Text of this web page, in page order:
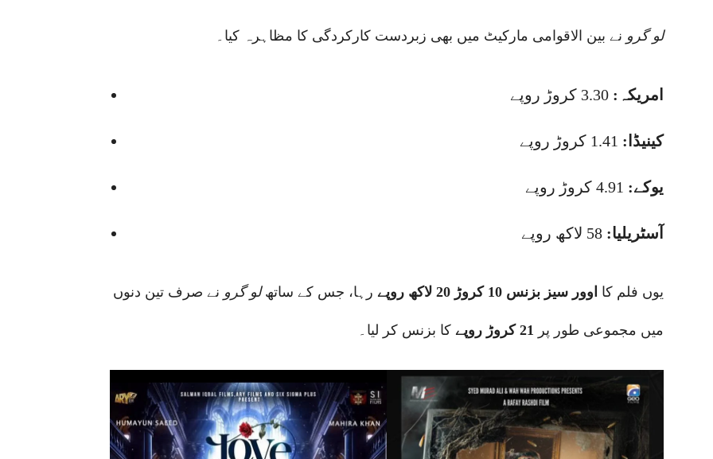
لو گرو نے بین الاقوامی مارکیٹ میں بھی زبردست کارکردگی کا مظاہرہ کیا۔
امریکہ:
کینیڈا:
یوکے:
آسٹریلیا:
یوں فلم کا اوور سیز بزنس 10 کروڑ 20 لاکھ روپے رہا، جس کے ساتھلو گرو نے صرف تین دنوں
میں مجموعی طور پر 21 کروڑ روپے کا بزنس کر لیا۔